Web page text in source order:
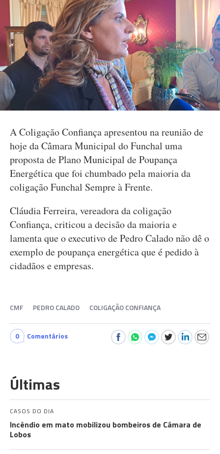
A Coligação Confiança apresentou na reunião de
hoje da Câmara Municipal do Funchal uma
proposta de Plano Municipal de Poupança
Energética que foi chumbado pela maioria da
coligação Funchal Sempre à Frente.
Cláudia Ferreira, vereadora da coligação
Confiança, criticou a decisão da maioria e
lamenta que o executivo de Pedro Calado não dê o
exemplo de poupança energética que é pedido à
cidadãos e empresas.
CMF PEDRO CALADO COLIGAÇÃO CONFIANÇA
0 Comentários
Últimas
CASOS DO DIA
Incêndio em mato mobilizou bombeiros de Câmara de
Lobos